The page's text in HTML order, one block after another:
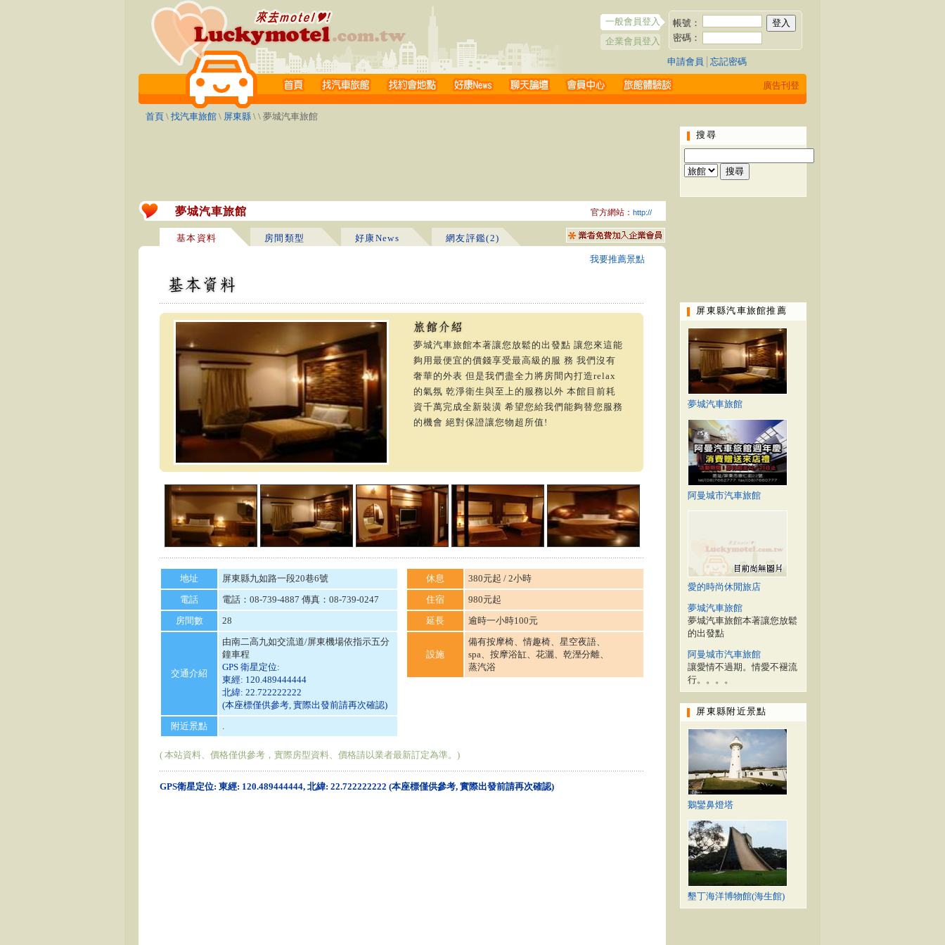
一般會員登入
企業會員登入
帳號：
密碼：
申請會員 忘記密碼
廣告刊登
首頁 \ 找汽車旅館 \ 屏東縣 \ \ 夢城汽車旅館
夢城汽車旅館 官方網站： http://
基本資料 房間類型 好康News
網友評鑑(2)
我要推薦景點
夢城汽車旅館本著讓您放鬆的出發點 讓您來這能
夠用最便宜的價錢享受最高級的服 務 我們沒有
奢華的外表 但是我們盡全力將房間內打造relax
的氣氛 乾淨衛生與至上的服務以外 本館目前耗
資千萬完成全新裝潢 希望您給我們能夠替您服務
的機會 絕對保證讓您物超所值!
地址
屏東縣九如路一段20巷6號
電話
電話：08-739-4887 傳真：08-739-0247
房間數
28
交通介紹
由南二高九如交流道/屏東機場依指示五分
鐘車程
GPS 衛星定位:
東經: 120.489444444
北緯: 22.722222222
(本座標僅供參考, 實際出發前請再次確認)
附近景點
.
休息
380元起 / 2小時
住宿
980元起
延長
逾時一小時100元
設施
備有按摩椅、情趣椅、星空夜語、
spa、按摩浴缸、花灑、乾溼分離、
蒸汽浴
( 本站資料、價格僅供參考，實際房型資料、價格請以業者最新訂定為準。)
GPS衛星定位: 東經: 120.489444444, 北緯: 22.722222222 (本座標僅供參考, 實際出發前請再次確認)
搜尋
屏東縣汽車旅館推薦
夢城汽車旅館
阿曼城市汽車旅館
愛的時尚休閒旅店
夢城汽車旅館
夢城汽車旅館本著讓您放鬆
的出發點
阿曼城市汽車旅館
讓愛情不過期。情愛不褪流
行。。。。
屏東縣附近景點
鵝鑾鼻燈塔
墾丁海洋博物館(海生館)